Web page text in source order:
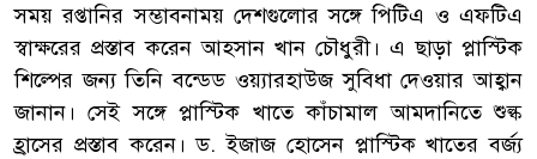
সময় রপ্তানির সম্ভাবনাময় দেশগুলোর সঙ্গে পিটিএ ও এফটিএ
স্বাক্ষরের প্রস্তাব করেন আহসান খান চৌধুরী। এ ছাড়া প্লাস্টিক
শিল্পের জন্য তিনি বন্ডেড ওয়্যারহাউজ সুবিধা দেওয়ার আহ্বান
জানান। সেই সঙ্গে প্লাস্টিক খাতে কাঁচামাল আমদানিতে শুল্ক
হ্রাসের প্রস্তাব করেন। ড. ইজাজ হোসেন প্লাস্টিক খাতের বর্জ্য